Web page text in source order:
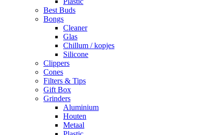
Best Buds
Bongs
Cleaner
Glas
Chillum / kopjes
Silicone
Clippers
Cones
Filters & Tips
Gift Box
Grinders
Aluminium
Houten
Metaal